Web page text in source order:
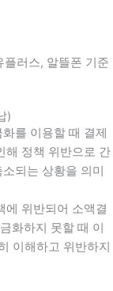
플러스, 알뜰폰 기준
)
를 이용할 때 결제
해 정책 위반으로 간
되는 상황을 의미
에 위반되어 소액결
화하지 못할 때 이
이해하고 위반하지